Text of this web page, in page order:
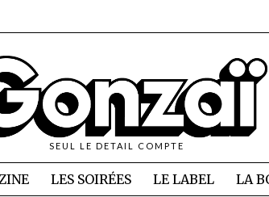
SEUL LE DETAIL COMPTE
LES SOIRÉES LE LABEL LA